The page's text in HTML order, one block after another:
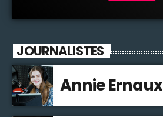
JOURNALISTES
Annie Ernaux